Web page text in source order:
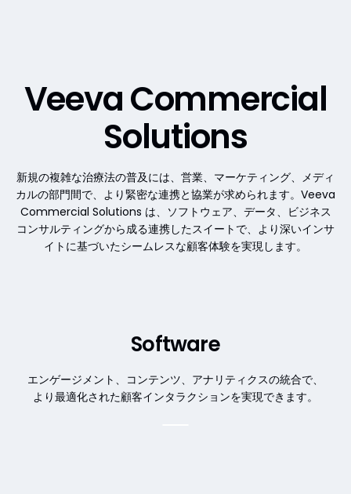
Veeva Commercial
Solutions
新規の複雑な治療法の普及には、営業、マーケティング、メディ
カルの部門間で、より緊密な連携と協業が求められます。Veeva
Commercial Solutions は、ソフトウェア、データ、ビジネス
コンサルティングから成る連携したスイートで、より深いインサ
イトに基づいたシームレスな顧客体験を実現します。
Software
エンゲージメント、コンテンツ、アナリティクスの統合で、
より最適化された顧客インタラクションを実現できます。